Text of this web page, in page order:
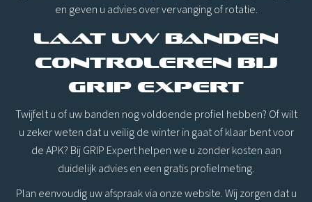
en geven u advies over vervanging of rotatie.
Laat uw banden
controleren bij
GRIP Expert
Twijfelt u of uw banden nog voldoende profiel hebben? Of wilt
u zeker weten dat u veilig de winter in gaat of klaar bent voor
de APK? Bij GRIP Expert helpen we u zonder kosten aan
duidelijk advies en een gratis profielmeting.
Plan eenvoudig uw afspraak via onze website. Wij zorgen dat u